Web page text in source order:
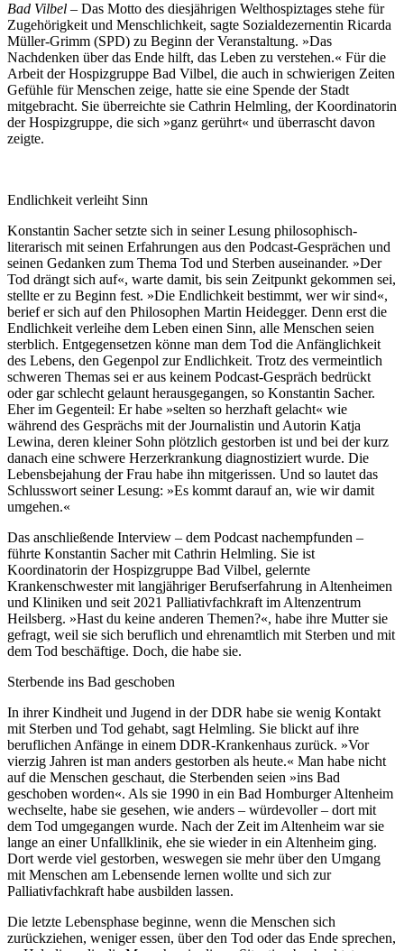
Bad Vilbel – Das Motto des diesjährigen Welthospiztages stehe für
Zugehörigkeit und Menschlichkeit, sagte Sozialdezernentin Ricarda
Müller-Grimm (SPD) zu Beginn der Veranstaltung. »Das
Nachdenken über das Ende hilft, das Leben zu verstehen.« Für die
Arbeit der Hospizgruppe Bad Vilbel, die auch in schwierigen Zeiten
Gefühle für Menschen zeige, hatte sie eine Spende der Stadt
mitgebracht. Sie überreichte sie Cathrin Helmling, der Koordinatorin
der Hospizgruppe, die sich »ganz gerührt« und überrascht davon
zeigte.
Endlichkeit verleiht Sinn
Konstantin Sacher setzte sich in seiner Lesung philosophisch-
literarisch mit seinen Erfahrungen aus den Podcast-Gesprächen und
seinen Gedanken zum Thema Tod und Sterben auseinander. »Der
Tod drängt sich auf«, warte damit, bis sein Zeitpunkt gekommen sei,
stellte er zu Beginn fest. »Die Endlichkeit bestimmt, wer wir sind«,
berief er sich auf den Philosophen Martin Heidegger. Denn erst die
Endlichkeit verleihe dem Leben einen Sinn, alle Menschen seien
sterblich. Entgegensetzen könne man dem Tod die Anfänglichkeit
des Lebens, den Gegenpol zur Endlichkeit. Trotz des vermeintlich
schweren Themas sei er aus keinem Podcast-Gespräch bedrückt
oder gar schlecht gelaunt herausgegangen, so Konstantin Sacher.
Eher im Gegenteil: Er habe »selten so herzhaft gelacht« wie
während des Gesprächs mit der Journalistin und Autorin Katja
Lewina, deren kleiner Sohn plötzlich gestorben ist und bei der kurz
danach eine schwere Herzerkrankung diagnostiziert wurde. Die
Lebensbejahung der Frau habe ihn mitgerissen. Und so lautet das
Schlusswort seiner Lesung: »Es kommt darauf an, wie wir damit
umgehen.«
Das anschließende Interview – dem Podcast nachempfunden –
führte Konstantin Sacher mit Cathrin Helmling. Sie ist
Koordinatorin der Hospizgruppe Bad Vilbel, gelernte
Krankenschwester mit langjähriger Berufserfahrung in Altenheimen
und Kliniken und seit 2021 Palliativfachkraft im Altenzentrum
Heilsberg. »Hast du keine anderen Themen?«, habe ihre Mutter sie
gefragt, weil sie sich beruflich und ehrenamtlich mit Sterben und mit
dem Tod beschäftige. Doch, die habe sie.
Sterbende ins Bad geschoben
In ihrer Kindheit und Jugend in der DDR habe sie wenig Kontakt
mit Sterben und Tod gehabt, sagt Helmling. Sie blickt auf ihre
beruflichen Anfänge in einem DDR-Krankenhaus zurück. »Vor
vierzig Jahren ist man anders gestorben als heute.« Man habe nicht
auf die Menschen geschaut, die Sterbenden seien »ins Bad
geschoben worden«. Als sie 1990 in ein Bad Homburger Altenheim
wechselte, habe sie gesehen, wie anders – würdevoller – dort mit
dem Tod umgegangen wurde. Nach der Zeit im Altenheim war sie
lange an einer Unfallklinik, ehe sie wieder in ein Altenheim ging.
Dort werde viel gestorben, weswegen sie mehr über den Umgang
mit Menschen am Lebensende lernen wollte und sich zur
Palliativfachkraft habe ausbilden lassen.
Die letzte Lebensphase beginne, wenn die Menschen sich
zurückziehen, weniger essen, über den Tod oder das Ende sprechen,